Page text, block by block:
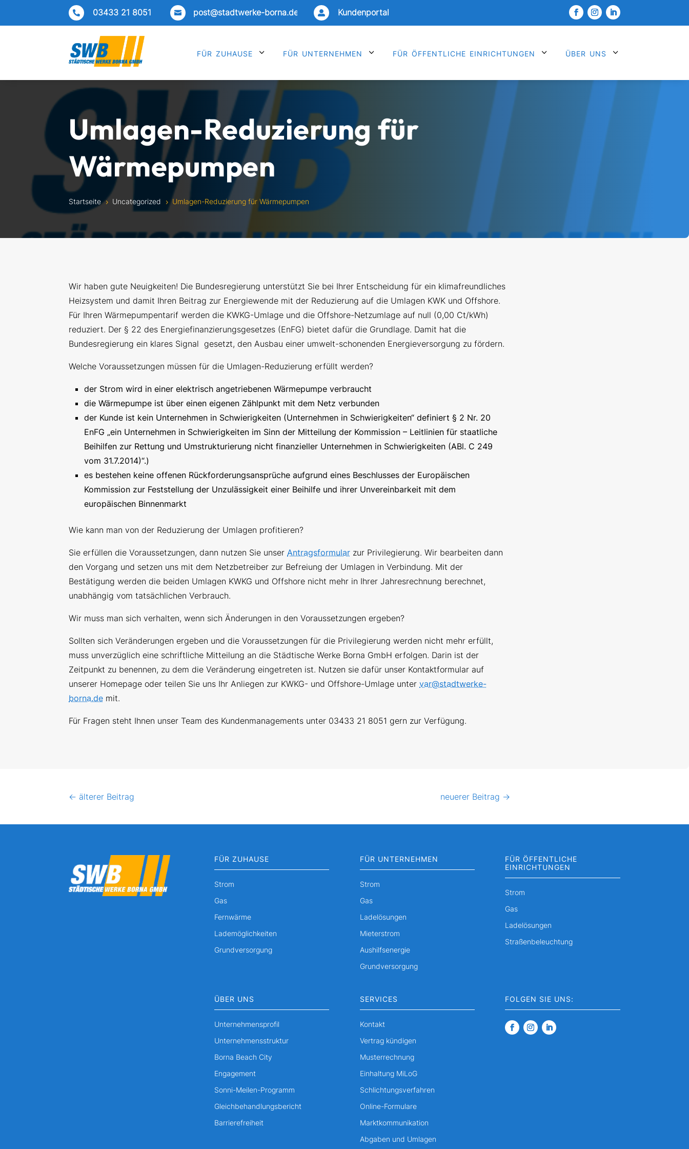
 03433 21 8051  post@stadtwerke-borna.de  Kundenportal
für zuhause 3 für unternehmen 3 für öffentliche einrichtungen 3 über uns 3
Umlagen-Reduzierung für
Wärmepumpen
Startseite 5 Uncategorized 5 Umlagen-Reduzierung für Wärmepumpen
Wir haben gute Neuigkeiten! Die Bundesregierung unterstützt Sie bei Ihrer Entscheidung für ein klimafreundliches
Heizsystem und damit Ihren Beitrag zur Energiewende mit der Reduzierung auf die Umlagen KWK und Offshore.
Für Ihren Wärmepumpentarif werden die KWKG-Umlage und die Offshore-Netzumlage auf null (0,00 Ct/kWh)
reduziert. Der § 22 des Energiefinanzierungsgesetzes (EnFG) bietet dafür die Grundlage. Damit hat die
Bundesregierung ein klares Signal gesetzt, den Ausbau einer umwelt-schonenden Energieversorgung zu fördern.
Welche Voraussetzungen müssen für die Umlagen-Reduzierung erfüllt werden?
der Strom wird in einer elektrisch angetriebenen Wärmepumpe verbraucht
die Wärmepumpe ist über einen eigenen Zählpunkt mit dem Netz verbunden
der Kunde ist kein Unternehmen in Schwierigkeiten (Unternehmen in Schwierigkeiten“ definiert § 2 Nr. 20
EnFG „ein Unternehmen in Schwierigkeiten im Sinn der Mitteilung der Kommission – Leitlinien für staatliche
Beihilfen zur Rettung und Umstrukturierung nicht finanzieller Unternehmen in Schwierigkeiten (ABl. C 249
vom 31.7.2014)“.)
es bestehen keine offenen Rückforderungsansprüche aufgrund eines Beschlusses der Europäischen
Kommission zur Feststellung der Unzulässigkeit einer Beihilfe und ihrer Unvereinbarkeit mit dem
europäischen Binnenmarkt
Wie kann man von der Reduzierung der Umlagen profitieren?
Sie erfüllen die Voraussetzungen, dann nutzen Sie unserAntragsformular zur Privilegierung. Wir bearbeiten dann
den Vorgang und setzen uns mit dem Netzbetreiber zur Befreiung der Umlagen in Verbindung. Mit der
Bestätigung werden die beiden Umlagen KWKG und Offshore nicht mehr in Ihrer Jahresrechnung berechnet,
unabhängig vom tatsächlichen Verbrauch.
Wir muss man sich verhalten, wenn sich Änderungen in den Voraussetzungen ergeben?
Sollten sich Veränderungen ergeben und die Voraussetzungen für die Privilegierung werden nicht mehr erfüllt,
muss unverzüglich eine schriftliche Mitteilung an die Städtische Werke Borna GmbH erfolgen. Darin ist der
Zeitpunkt zu benennen, zu dem die Veränderung eingetreten ist. Nutzen sie dafür unser Kontaktformular auf
unserer Homepage oder teilen Sie uns Ihr Anliegen zur KWKG- und Offshore-Umlage untervar@stadtwerke-
borna.de mit.
Für Fragen steht Ihnen unser Team des Kundenmanagements unter 03433 21 8051 gern zur Verfügung.
← älterer Beitrag neuerer Beitrag →
FÜR ZUHAUSE
Strom
Gas
Fernwärme
Lademöglichkeiten
Grundversorgung
FÜR UNTERNEHMEN
Strom
Gas
Ladelösungen
Mieterstrom
Aushilfsenergie
Grundversorgung
FÜR ÖFFENTLICHE
EINRICHTUNGEN
Strom
Gas
Ladelösungen
Straßenbeleuchtung
ÜBER UNS
Unternehmensprofil
Unternehmensstruktur
Borna Beach City
Engagement
Sonni-Meilen-Programm
Gleichbehandlungsbericht
Barrierefreiheit
SERVICES
Kontakt
Vertrag kündigen
Musterrechnung
Einhaltung MiLoG
Schlichtungsverfahren
Online-Formulare
Marktkommunikation
Abgaben und Umlagen
FOLGEN SIE UNS: